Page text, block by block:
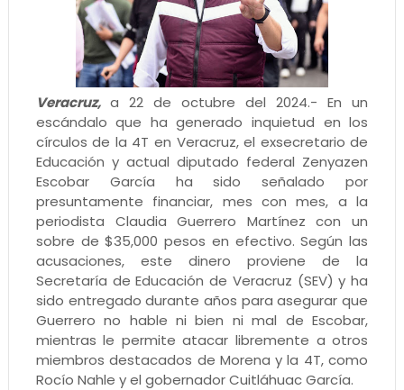
Veracruz, a 22 de octubre del 2024.- En un
escándalo que ha generado inquietud en los
círculos de la 4T en Veracruz, el exsecretario de
Educación y actual diputado federal Zenyazen
Escobar García ha sido señalado por
presuntamente financiar, mes con mes, a la
periodista Claudia Guerrero Martínez con un
sobre de $35,000 pesos en efectivo. Según las
acusaciones, este dinero proviene de la
Secretaría de Educación de Veracruz (SEV) y ha
sido entregado durante años para asegurar que
Guerrero no hable ni bien ni mal de Escobar,
mientras le permite atacar libremente a otros
miembros destacados de Morena y la 4T, como
Rocío Nahle y el gobernador Cuitláhuac García.